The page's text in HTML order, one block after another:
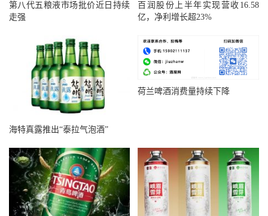
第八代五粮液市场批价近日持续
走强
百润股份上半年实现营收16.58
亿，净利增长超23%
海特真露推出“泰拉气泡酒”
荷兰啤酒消费量持续下降